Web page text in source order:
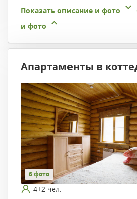
Показать описание и фото
и фото
Апартаменты в
6 фото
4+2 чел.